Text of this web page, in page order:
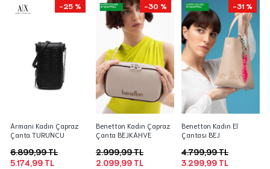
-25 %
Armani Kadın Çapraz
Çanta TURUNCU
5.174,99 TL
6.899,99 TL
-30 %
Benetton Kadın Çapraz
Çanta BEJKAHVE
2.099,99 TL
2.999,99 TL
-31 %
Benetton Kadın El
Çantası BEJ
3.299,99 TL
4.799,99 TL